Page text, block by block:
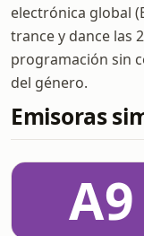
electrónica global
trance y dance las
programación sin
del género.
Emisoras
A9